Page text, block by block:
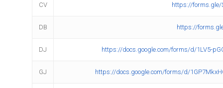
CV https://forms.gle/
DB https://
DJ https://docs.google.com/forms/d/1LV5-
GJ https://docs.google.com/forms/d/